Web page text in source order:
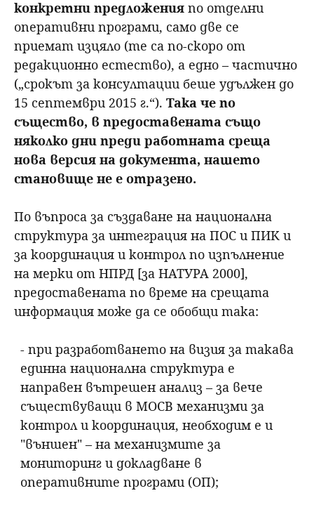
конкретни предложения по отделни
оперативни програми, само две се
приемат изцяло (те са по-скоро от
редакционно естество), а едно – частично
(„срокът за консултации беше удължен до
15 септември 2015 г.“). Така че по
същество, в предоставената също
няколко дни преди работната среща
нова версия на документа, нашето
становище не е отразено.
По въпроса за създаване на национална
структура за интеграция на ПОС и ПИК и
за координация и контрол по изпълнение
на мерки от НПРД [за НАТУРА 2000],
предоставената по време на срещата
информация може да се обобщи така:
- при разработването на визия за такава
единна национална структура е
направен вътрешен анализ – за вече
съществуващи в МОСВ механизми за
контрол и координация, необходим е и
"външен" – на механизмите за
мониторинг и докладване в
оперативните програми (ОП);